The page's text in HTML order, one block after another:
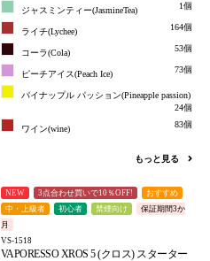
ジャスミンティー(JasmineTea) 1個
ライチ(Lychee) 164個
コーラ(Cola) 53個
ピーチアイス(Peach Ice) 73個
パイナップル パッション(Pineapple passion)
24個
ワイン(wine) 83個
もっと見る
NEW 3点合わせ買いで10％OFF!
おすすめ
中・上級者
初心者 禁煙向け
保証期間3か
月
VS-1518
VAPORESSO XROS 5 (クロス) スターター